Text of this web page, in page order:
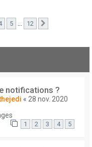
5 … 12
notifications ?
« 28 nov. 2020
1 2 3 4 5